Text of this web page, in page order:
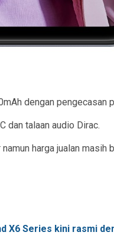
dengan pengecasan
dan talaan audio Dirac.
harga jualan masih
X6 Series kini rasmi